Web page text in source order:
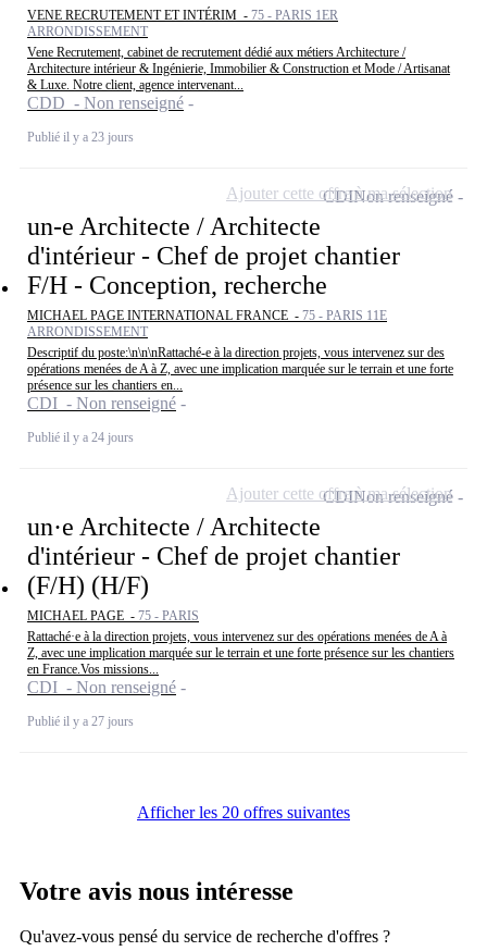
VENE RECRUTEMENT ET INTÉRIM - 75 - PARIS 1ER
ARRONDISSEMENT
Vene Recrutement, cabinet de recrutement dédié aux métiers Architecture /
Architecture intérieur & Ingénierie, Immobilier & Construction et Mode / Artisanat
& Luxe. Notre client, agence intervenant...
CDD - Non renseigné
Publié il y a 23 jours
un-e Architecte / Architecte
d'intérieur - Chef de projet chantier
F/H - Conception, recherche
MICHAEL PAGE INTERNATIONAL FRANCE - 75 - PARIS 11E
ARRONDISSEMENT
Descriptif du poste:\n\n\nRattaché-e à la direction projets, vous intervenez sur des
opérations menées de A à Z, avec une implication marquée sur le terrain et une forte
présence sur les chantiers en...
CDI - Non renseigné
Publié il y a 24 jours
CDINon renseigné
Ajouter cette offre à ma sélection
un·e Architecte / Architecte
d'intérieur - Chef de projet chantier
(F/H) (H/F)
MICHAEL PAGE - 75 - PARIS
Rattaché·e à la direction projets, vous intervenez sur des opérations menées de A à
Z, avec une implication marquée sur le terrain et une forte présence sur les chantiers
en France.Vos missions...
CDI - Non renseigné
Publié il y a 27 jours
CDINon renseigné
Ajouter cette offre à ma sélection
Afficher les 20 offres suivantes
Votre avis nous intéresse
Qu'avez-vous pensé du service de recherche d'offres ?